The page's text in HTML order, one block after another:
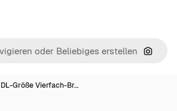
Nach
DL-Größe Vierfach-Br…